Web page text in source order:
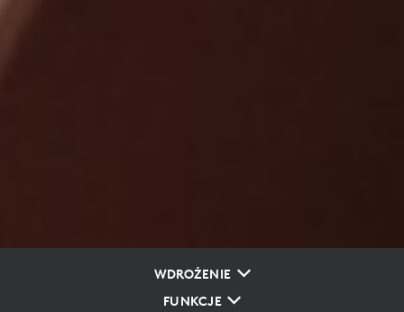
WDROŻENIE
FUNKCJE